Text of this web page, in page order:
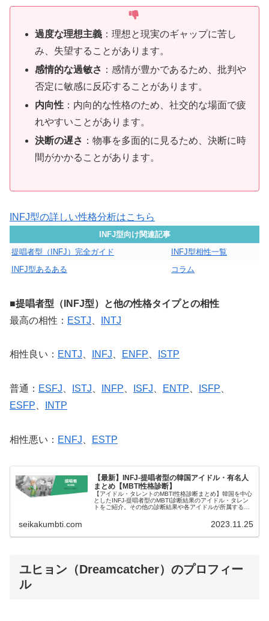
過度な理想主義 ：理想と現実のギャップに苦し
み、失望することがあります。
感情的な過敏さ ：感情が豊かであるため、批判や
否定に敏感に反応することがあります。
内向性 ：内向的な性格のため、社交的な場面で疲
れやすいことがあります。
決断の遅さ ：物事を多面的に見るため、決断に時
間がかかることがあります。
INFJ型の詳しい性格分析はこちら
INFJ型向け関連記事
提唱者型（INFJ）完全ガイド
INFJ型相性一覧
INFJ型あるある
コラム
■提唱者型（INFJ型）と他の性格タイプとの相性
最高の相性： ESTJ INTJ
相性良い： ENTJ INFJ ENFP ISTP
普通： ESFJ ISTJ INFP ISFJ ENTP ISFP
ESFP
INTP
相性悪い： ENFJ ESTP
【最新】INFJ-提唱者型の韓国アイドル・有名人
まとめ【MBTI性格診断】
【アイドル・タレントのMBTI性格診断まとめ】韓国を中心
としたINFJ-提唱者型のMBTI診断結果のアイドル・タレン
トをご紹介。その他の診断結果や各アイドルが所属するグ
seikakumbti.com 2023.11.25
ユヒョン（Dreamcatcher）のプロフィー
ル